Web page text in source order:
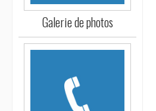
Galerie de photos